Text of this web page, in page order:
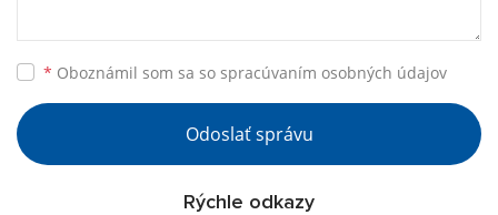
* Oboznámil som sa so spracúvaním osobných údajov
Odoslať správu
Rýchle odkazy